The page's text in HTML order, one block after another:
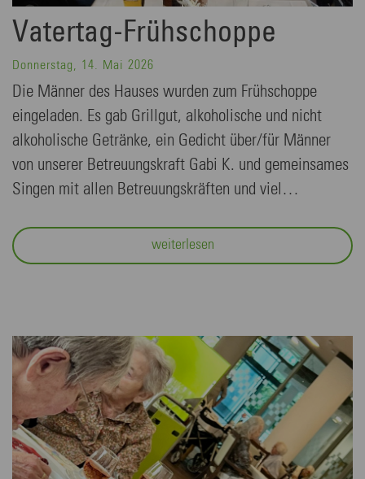
Vatertag-Frühschoppe
Donnerstag, 14. Mai 2026
Die Männer des Hauses wurden zum Frühschoppe
eingeladen. Es gab Grillgut, alkoholische und nicht
alkoholische Getränke, ein Gedicht über/für Männer
von unserer Betreuungskraft Gabi K. und gemeinsames
Singen mit allen Betreuungskräften und viel…
weiterlesen